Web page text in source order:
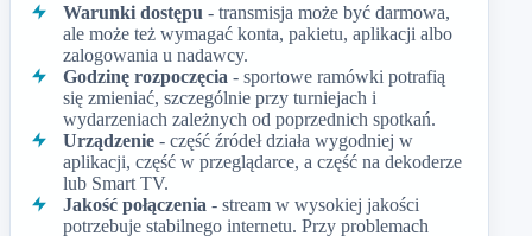
Warunki dostępu - transmisja może być darmowa,
ale może też wymagać konta, pakietu, aplikacji albo
zalogowania u nadawcy.
Godzinę rozpoczęcia - sportowe ramówki potrafią
się zmieniać, szczególnie przy turniejach i
wydarzeniach zależnych od poprzednich spotkań.
Urządzenie - część źródeł działa wygodniej w
aplikacji, część w przeglądarce, a część na dekoderze
lub Smart TV.
Jakość połączenia - stream w wysokiej jakości
potrzebuje stabilnego internetu. Przy problemach